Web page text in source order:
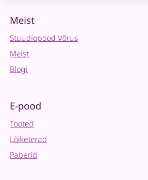
Meist
Stuudiopood Võrus
Meist
Blogi
E-pood
Tooted
Lõiketerad
Paberid